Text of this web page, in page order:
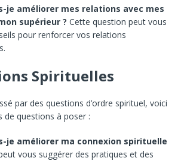
je améliorer mes relations avec mes
supérieur ? Cette question peut vous
pour renforcer vos relations
Spirituelles
par des questions d’ordre spirituel, voici
de questions à poser :
je améliorer ma connexion spirituelle
vous suggérer des pratiques et des